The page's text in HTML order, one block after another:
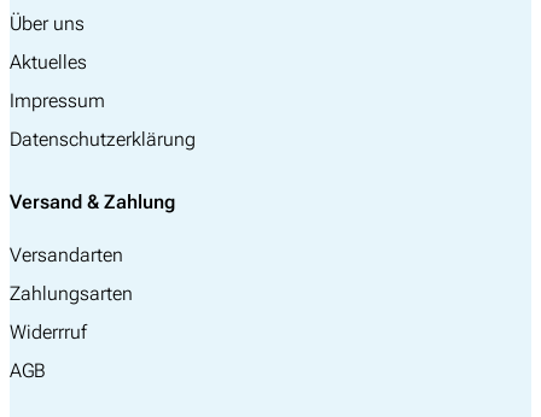
Über uns
Aktuelles
Impressum
Datenschutzerklärung
Versand & Zahlung
Versandarten
Zahlungsarten
Widerrruf
AGB